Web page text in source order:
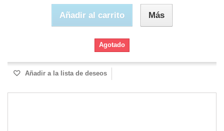
Añadir al carrito Más
Agotado
Añadir a la lista de deseos